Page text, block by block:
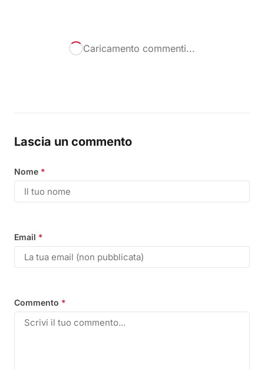
Caricamento commenti...
Lascia un commento
Nome *
Email *
Commento *